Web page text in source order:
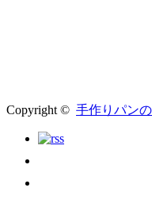
Copyright © 手作りパン